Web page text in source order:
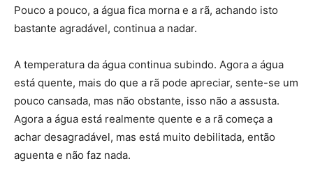
Pouco a pouco, a água fica morna e a rã, achando isto
bastante agradável, continua a nadar.
A temperatura da água continua subindo. Agora a água
está quente, mais do que a rã pode apreciar, sente-se um
pouco cansada, mas não obstante, isso não a assusta.
Agora a água está realmente quente e a rã começa a
achar desagradável, mas está muito debilitada, então
aguenta e não faz nada.